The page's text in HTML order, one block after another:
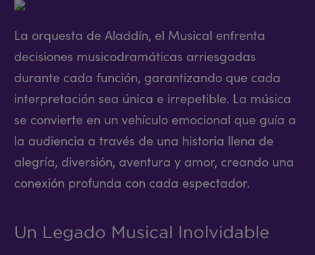
La orquesta de Aladdín, el Musical enfrenta
decisiones musicodramáticas arriesgadas
durante cada función, garantizando que cada
interpretación sea única e irrepetible. La música
se convierte en un vehículo emocional que guía a
la audiencia a través de una historia llena de
alegría, diversión, aventura y amor, creando una
conexión profunda con cada espectador.
Un Legado Musical Inolvidable